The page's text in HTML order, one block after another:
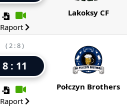
Raport
Lakoksy CF
( 2 : 8 )
8 : 11
Raport
Połczyn Brothers